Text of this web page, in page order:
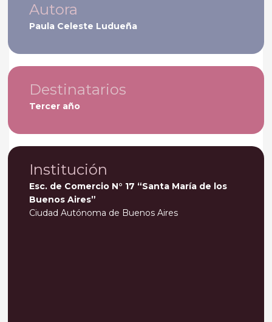
Autora
Paula Celeste Ludueña
Destinatarios
Tercer año
Institución
Esc. de Comercio N° 17 “Santa María de los
Buenos Aires”
Ciudad Autónoma de Buenos Aires